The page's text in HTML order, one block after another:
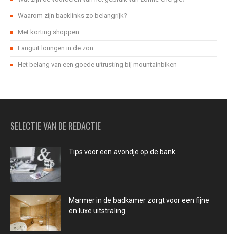
Waarom zijn backlinks zo belangrijk?
Met korting shoppen
Languit loungen in de zon
Het belang van een goede uitrusting bij mountainbiken
SELECTIE VAN DE REDACTIE
Tips voor een avondje op de bank
Marmer in de badkamer zorgt voor een fijne
en luxe uitstraling